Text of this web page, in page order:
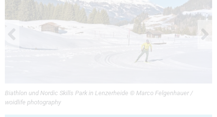
Biathlon und Nordic Skills Park in Lenzerheide © Marco Felgenhauer /
woidlife photography